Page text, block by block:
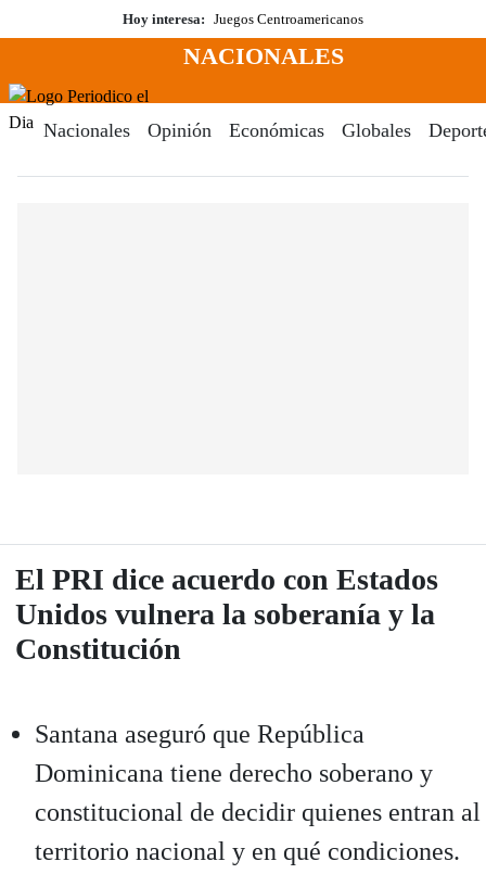
al
Hoy interesa: Juegos Centroamericanos
Menú
NACIONALES
Nacionales Opinión Económicas Globales
El PRI dice acuerdo con Estados
Unidos vulnera la soberanía y la
Constitución
Santana aseguró que República
Dominicana tiene derecho soberano y
constitucional de decidir quienes entran al
territorio nacional y en qué condiciones.